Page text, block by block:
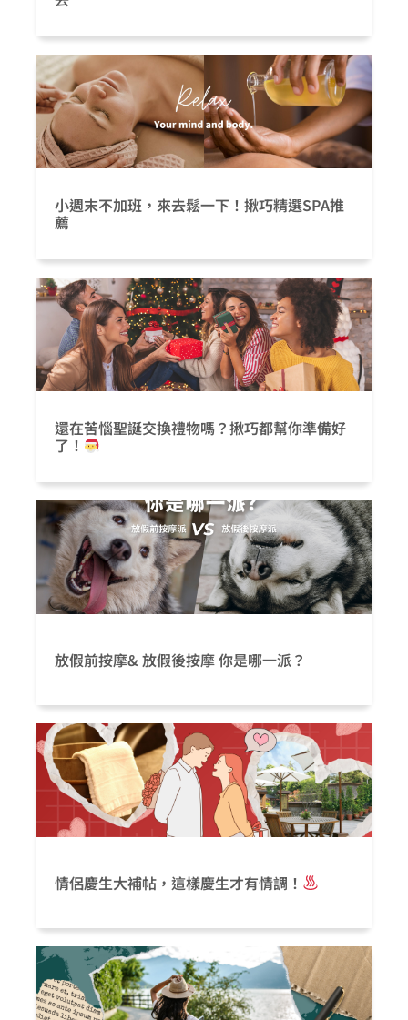
小週末不加班，來去鬆一下！揪巧精選SPA推
薦
還在苦惱聖誕交換禮物嗎？揪巧都幫你準備好
了！
放假前按摩& 放假後按摩 你是哪一派？
情侶慶生大補帖，這樣慶生才有情調！